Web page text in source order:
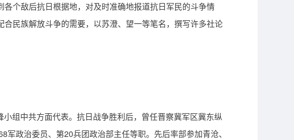
个敌后抗日根据地，对及时准确地报道抗日军民的斗争情
民族解放斗争的需要，以苏澄、望一等笔名，撰写许多社论
组中共方面代表。抗日战争胜利后，曾任晋察冀军区冀东纵
政治委员、第20兵团政治部主任等职。先后率部参加青沧、